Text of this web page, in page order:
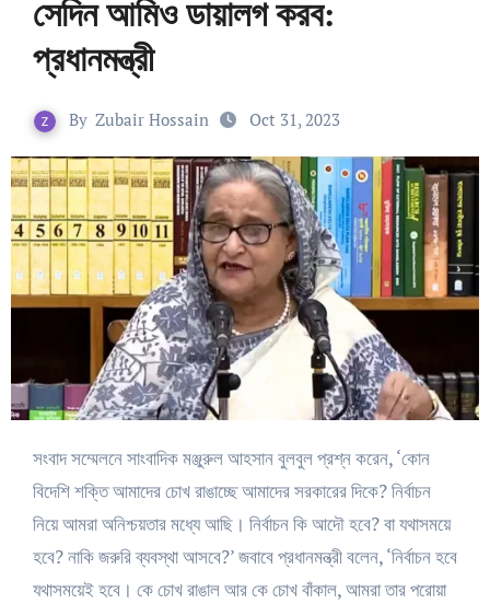
সেদিন আমিও ডায়ালগ করব:
প্রধানমন্ত্রী
By Zubair Hossain Oct 31, 2023
সংবাদ সম্মেলনে সাংবাদিক মঞ্জুরুল আহসান বুলবুল প্রশ্ন করেন, ‘কোন
বিদেশি শক্তি আমাদের চোখ রাঙাচ্ছে আমাদের সরকারের দিকে? নির্বাচন
নিয়ে আমরা অনিশ্চয়তার মধ্যে আছি। নির্বাচন কি আদৌ হবে? বা যথাসময়ে
হবে? নাকি জরুরি ব্যবস্থা আসবে?’ জবাবে প্রধানমন্ত্রী বলেন, ‘নির্বাচন হবে
যথাসময়েই হবে। কে চোখ রাঙাল আর কে চোখ বাঁকাল, আমরা তার পরোয়া